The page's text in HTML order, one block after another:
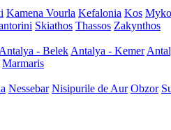
Kamena Vourla Kefalonia Kos
Skiathos Thassos Zakynthos
Antalya - Belek Antalya - Kemer
Marmaris
Nessebar Nisipurile de Aur Obzor